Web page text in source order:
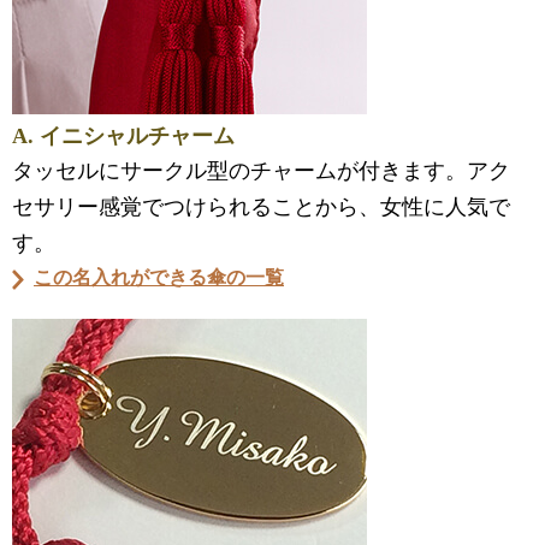
A. イニシャルチャーム
タッセルにサークル型のチャームが付きます。アク
セサリー感覚でつけられることから、女性に人気で
す。
この名入れができる傘の一覧